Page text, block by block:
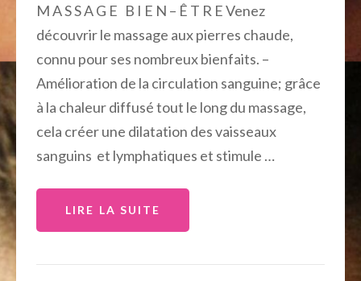
M A S S A G E B I E N – Ê T R E Venez
découvrir le massage aux pierres chaude,
connu pour ses nombreux bienfaits. –
Amélioration de la circulation sanguine; grâce
à la chaleur diffusé tout le long du massage,
cela créer une dilatation des vaisseaux
sanguins et lymphatiques et stimule …
LIRE LA SUITE